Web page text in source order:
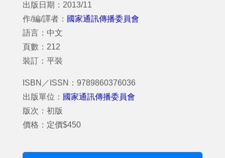
出版日期：2013/11
作/編/譯者： 國家通訊傳播委員會
語言：中文
頁數：212
裝訂：平裝
ISBN／ISSN：9789860376036
出版單位： 國家通訊傳播委員會
版次：初版
價格：定價$450